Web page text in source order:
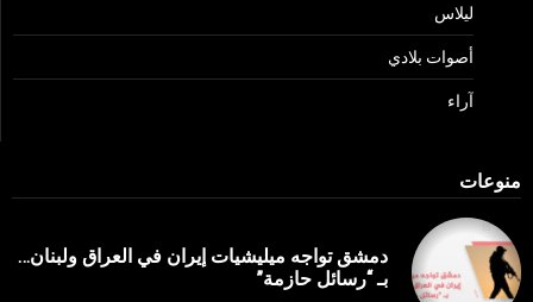
ليلاس
أصوات بلادي
آراء
منوعات
دمشق تواجه ميليشيات إيران في العراق ولبنان…
بـ “رسائل حازمة”